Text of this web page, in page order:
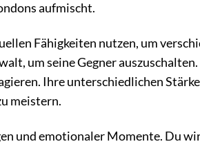
aufmischt.
Fähigkeiten nutzen, um
um seine Gegner auszuschalten.
Ihre unterschiedlichen
meistern.
und emotionaler Momente. Du